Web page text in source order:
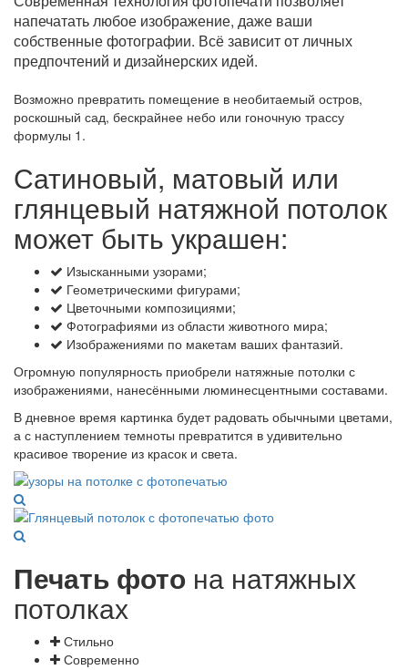
напечатать любое изображение, даже ваши
собственные фотографии. Всё зависит от личных
предпочтений и дизайнерских идей.
Возможно превратить помещение в необитаемый остров,
роскошный сад, бескрайнее небо или гоночную трассу
формулы 1.
Сатиновый, матовый или
глянцевый натяжной потолок
может быть украшен:
Изысканными узорами;
Геометрическими фигурами;
Цветочными композициями;
Фотографиями из области животного мира;
Изображениями по макетам ваших фантазий.
Огромную популярность приобрели натяжные потолки с
изображениями, нанесёнными люминесцентными составами.
В дневное время картинка будет радовать обычными цветами,
а с наступлением темноты превратится в удивительно
красивое творение из красок и света.
Печать фото на натяжных
потолках
Стильно
Современно